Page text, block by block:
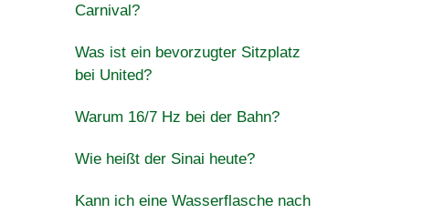
Carnival?
Was ist ein bevorzugter Sitzplatz
bei United?
Warum 16/7 Hz bei der Bahn?
Wie heißt der Sinai heute?
Kann ich eine Wasserflasche nach